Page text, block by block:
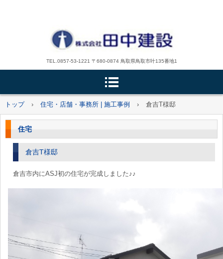
TEL.0857-53-1221 〒680-0874 鳥取県鳥取市叶135番地1
トップ › 住宅・店舗・事務所 | 施工事例 › 倉吉T様邸
住宅
倉吉T様邸
倉吉市内にASJ初の住宅が完成しました♪♪